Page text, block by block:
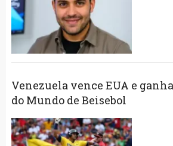
Venezuela vence EUA e
do Mundo de Beisebol